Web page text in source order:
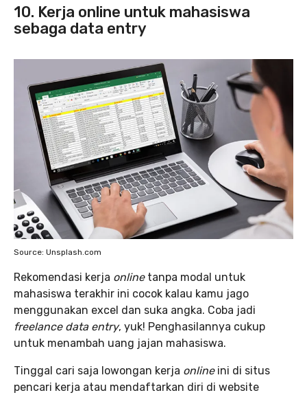
10. Kerja online untuk mahasiswa
sebaga data entry
Source: Unsplash.com
Rekomendasi kerja online tanpa modal untuk
mahasiswa terakhir ini cocok kalau kamu jago
menggunakan excel dan suka angka. Coba jadi
freelance data entry, yuk! Penghasilannya cukup
untuk menambah uang jajan mahasiswa.
Tinggal cari saja lowongan kerja online ini di situs
pencari kerja atau mendaftarkan diri di website